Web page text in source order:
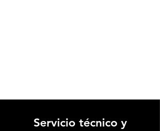
Servicio técnico y